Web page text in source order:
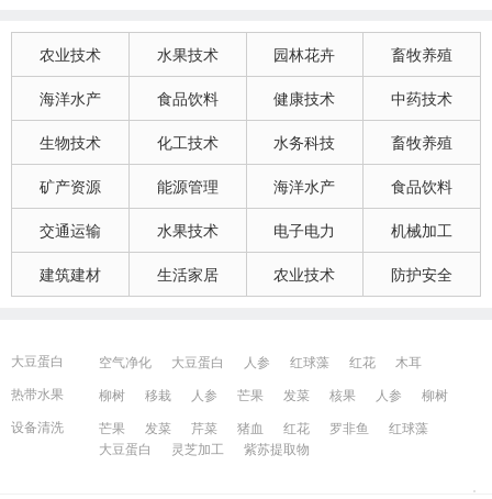
农业技术 水果技术 园林花卉 畜牧养殖
海洋水产 食品饮料 健康技术 中药技术
生物技术 化工技术 水务科技 畜牧养殖
矿产资源 能源管理 海洋水产 食品饮料
交通运输 水果技术 电子电力 机械加工
建筑建材 生活家居 农业技术 防护安全
大豆蛋白 空气净化 大豆蛋白 人参 红球藻 红花
木耳
红花
芒果 红球藻 芹菜 养鸭 芒果 芹菜
热带水果 柳树 移栽 人参 芒果 发菜 核果 人参
柳树
大豆蛋白
人参 发菜 猪血 红花 柳树
发菜
宁波百姓网
镇江百姓网 湖州百姓网
设备清洗 芒果 发菜 芹菜 猪血 红花 罗非鱼
红球藻
大豆蛋白
灵芝加工 紫苏提取物